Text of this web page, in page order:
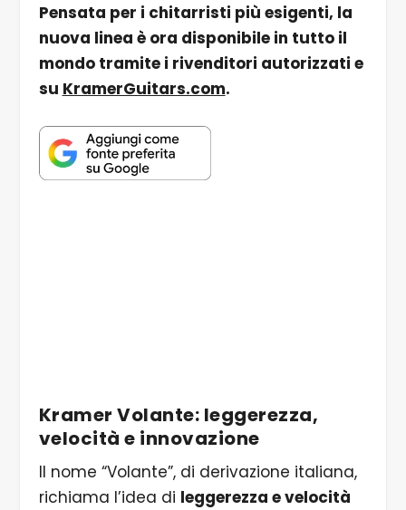
Pensata per i chitarristi più esigenti, la
nuova linea è ora disponibile in tutto il
mondo tramite i rivenditori autorizzati e
su KramerGuitars.com.
Kramer Volante: leggerezza,
velocità e innovazione
Il nome “Volante”, di derivazione italiana,
richiama l’idea di leggerezza e velocità